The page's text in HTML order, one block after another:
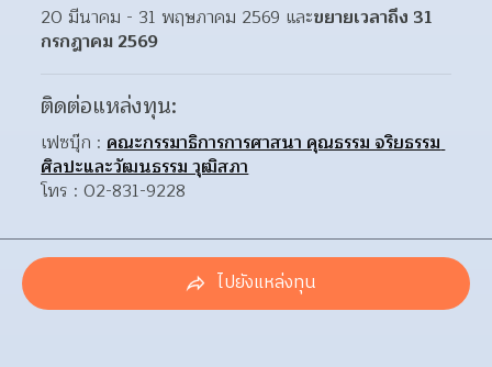
20 มีนาคม - 31 พฤษภาคม 2569 และขยายเวลาถึง 31
กรกฎาคม 2569
ติดต่อแหล่งทุน:
เฟซบุ๊ก : คณะกรรมาธิการการศาสนา คุณธรรม จริยธรรม
ศิลปะและวัฒนธรรม วุฒิสภา
โทร : 02-831-9228
ไปยังแหล่งทุน